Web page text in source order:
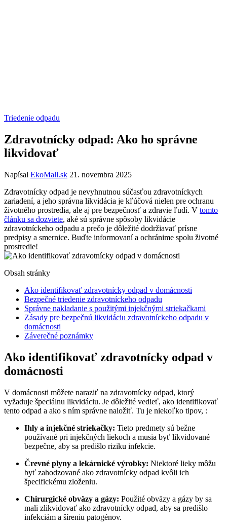
Triedenie odpadu
Zdravotnícky odpad: Ako ho správne
likvidovať
Napísal EkoMall.sk 21. novembra 2025
Zdravotnícky odpad je nevyhnutnou súčasťou zdravotníckych
zariadení, a jeho správna likvidácia je kľúčová nielen pre ochranu
životného prostredia, ale aj pre bezpečnosť a zdravie ľudí. V tomto
článku sa dozviete, aké sú správne spôsoby likvidácie
zdravotníckeho odpadu a prečo je dôležité dodržiavať prísne
predpisy a smernice. Buďte informovaní a ochránime spolu životné
prostredie!
Obsah stránky
Ako identifikovať zdravotnícky odpad v domácnosti
Bezpečné triedenie zdravotníckeho odpadu
Správne nakladanie s použitými injekčnými striekačkami
Zásady pre bezpečnú likvidáciu zdravotníckeho odpadu v
domácnosti
Záverečné poznámky
Ako identifikovať zdravotnícky odpad v
domácnosti
V domácnosti môžete naraziť na zdravotnícky odpad, ktorý
vyžaduje špeciálnu likvidáciu. Je dôležité vedieť, ako identifikovať
tento odpad a ako s ním správne naložiť. Tu je niekoľko tipov, :
Ihly a injekčné striekačky: Tieto predmety sú bežne
používané pri injekčných liekoch a musia byť likvidované
bezpečne, aby sa predišlo riziku infekcie.
Črevné plyny a lekárnické výrobky: Niektoré lieky môžu
byť zahodzované ako zdravotnícky odpad kvôli ich
špecifickému zloženiu.
Chirurgické obväzy a gázy: Použité obväzy a gázy by sa
mali zlikvidovať ako zdravotnícky odpad, aby sa predišlo
infekciám a šíreniu patogénov.